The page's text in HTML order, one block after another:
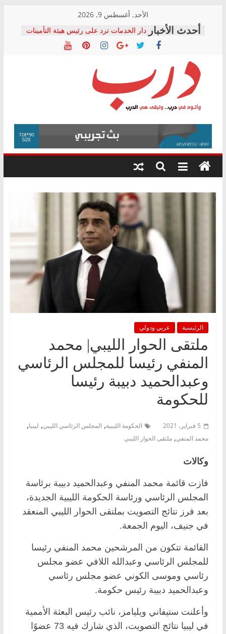
content
الأحد, أغسطس 9, 2026
دار الخدمات ترد على رئيس هيئة التأمينات
بعد مؤتمره الصحفي: إنكار الأزمة لا ينهي
معاناة أصحاب المعاشات.. ونطالب بكشف
فرحات سليمان يكتب: القطاع الصحي إلى
أين؟
حزب التحالف الشعبي يطلق لجنة “الحق
في الصحة” بالإسكندرية لرصد الانتهاكات
ودعم المرضى
الوزاري لمدينة الصحفيين.. وانتهاء أعمال
إنشاء المبنى الإداري
المجلس القومي لحقوق الإنسان يعلن
متابعة قضية الدكتور محمد زهران.. ويؤكد:
قرينة البراءة وضمانات المحاكمة العادلة
درب
وأتوه
درب..
وتبقى
هي
الرئيسية عربي ودولي
ملتقى الحوار الليبي| محمد
المنفي رئيسا للمجلس الرئاسي
وعبدالحميد دبيبة رئيسا
للحكومة
5 فبراير، 2021 الحكومة الليبية, المجلس الرئاسي الليبي, ليبيا,
محمد المنفي, ملتقى الحوار الليبي
وكالات
فازت قائمة محمد المنفي وعبدالحميد دبيبة برئاسة
المجلس الرئاسي ورئاسة الحكومة الليبية الجديدة،
بعد فرز نتائج التصويت بملتقى الحوار الليبي المنعقد
في جنيف، اليوم الجمعة.
القائمة تتكون من المرشحين محمد المنفي رئيسا
للمجلس الرئاسي وعبدالله اللافي عضو مجلس
رئاسي وموسى الكوني عضو مجلس رئاسي
وعبدالحميد دبيبة رئيس حكومة.
وأعلنت ستيفاني ويليامز، نائب رئيس البعثة الأممية
في ليبيا نتائج التصويت، الذي شارك فيه 73 عضوًا